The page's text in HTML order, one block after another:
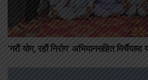
‘गरौं योग, रहौं निरोग’ अभियानसहित मिर्चैयामा